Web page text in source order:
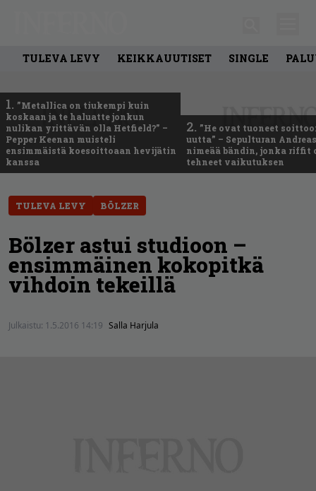
TULEVA LEVY KEIKKAUUTISET SINGLE
1. ”Metallica on tiukempi kuin
koskaan ja te haluatte jonkun
nulikan yrittävän olla Hetfield?” –
Pepper Keenan muisteli
ensimmäistä koesoittoaan hevijätin
kanssa
2. ”He ovat tuoneet
uutta” – Sepulturan
nimeää bändin, jonka riffit
tehneet vaikutuksen
TULEVA LEVY BÖLZER
Bölzer astui studioon –
ensimmäinen kokopitkä
vihdoin tekeillä
Julkaistu: 1.5.2016 14:19 Salla Harjula